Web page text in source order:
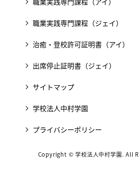
職業実践専門課程（ジェイ）
治癒・登校許可証明書（アイ）
出席停止証明書（ジェイ）
サイトマップ
学校法人中村学園
プライバシーポリシー
Copyright © 学校法人中村学園. All